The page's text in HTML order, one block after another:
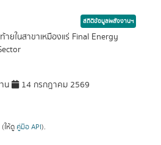
สถิติข้อมูลพลังงานฯ
ยในสาขาเหมืองแร่ Final Energy
น 14 กรกฎาคม 2569
(ให้ดู คู่มือ API).